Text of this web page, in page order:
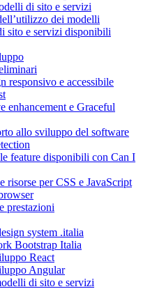
di sito e servizi
dei modelli
sito e servizi disponibili
responsivo e accessibile
enhancement e Graceful
allo sviluppo del software
feature disponibili con Can I
risorse per CSS e JavaScript
prestazioni
system .italia
Bootstrap Italia
React
Angular
di sito e servizi